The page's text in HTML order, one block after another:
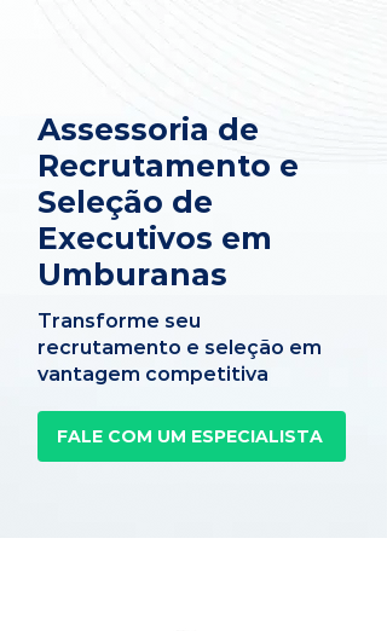
Assessoria de
Recrutamento e
Seleção de
Executivos em
Umburanas
Transforme seu
recrutamento e seleção em
vantagem competitiva
FALE COM UM ESPECIALISTA